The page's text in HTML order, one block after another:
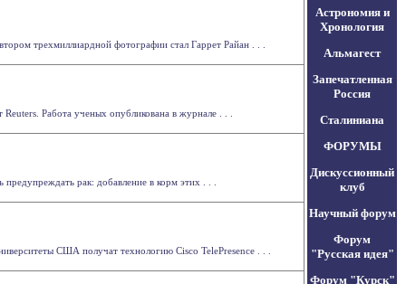
трехмиллиардной фотографии стал Гаррет Райан . . .
Работа ученых опубликована в журнале . . .
рак: добавление в корм этих . . .
США получат технологию Cisco TelePresence . . .
Астрономия и
Хронология
Альмагест
Запечатленная
Россия
Сталиниана
ФОРУМЫ
Дискуссионный
клуб
Научный форум
Форум
"Русская идея"
Форум "Курск"